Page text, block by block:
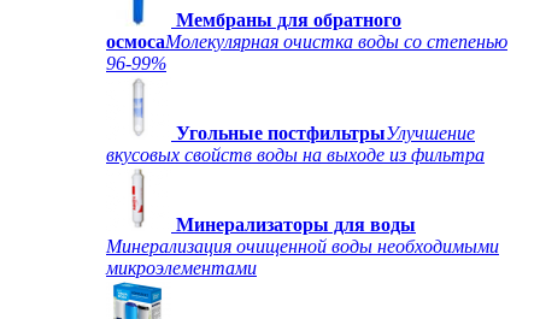
Мембраны для обратного
осмосаМолекулярная очистка воды со степенью
96-99%
Угольные постфильтрыУлучшение
вкусовых свойств воды на выходе из фильтра
Минерализаторы для воды
Минерализация очищенной воды необходимыми
микроэлементами